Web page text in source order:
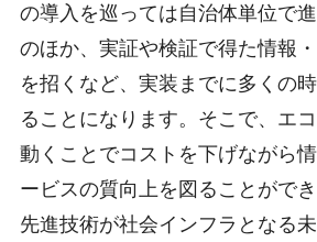
の導入を巡っては自治体単位で
のほか、実証や検証で得た情報
を招くなど、実装までに多くの
ることになります。そこで、エ
動くことでコストを下げながら
ービスの質向上を図ることがで
先進技術が社会インフラとなる